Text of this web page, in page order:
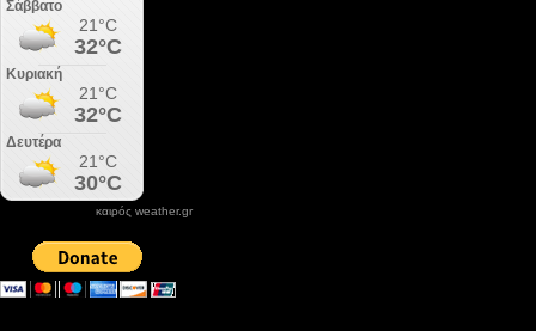
καιρός weather.gr